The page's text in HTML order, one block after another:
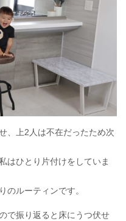
、上2人は不在だったため次
はひとり片付けをしていま
のルーティンです。
で振り返ると床にうつ伏せ